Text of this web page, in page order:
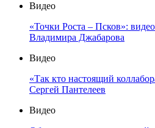
Видео
«Точки Роста – Псков»:
Владимира Джабарова
Видео
«Так кто настоящий
Сергей Пантелеев
Видео